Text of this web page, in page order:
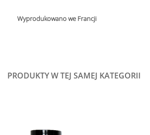
Wyprodukowano we Francji
PRODUKTY W TEJ SAMEJ KATEGORII